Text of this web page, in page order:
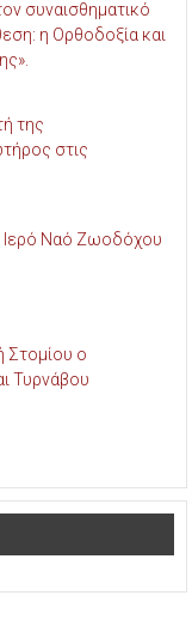
συναισθηματικό
η Ορθοδοξία και
της
στις
Ναό Ζωοδόχου
Στομίου ο
Τυρνάβου